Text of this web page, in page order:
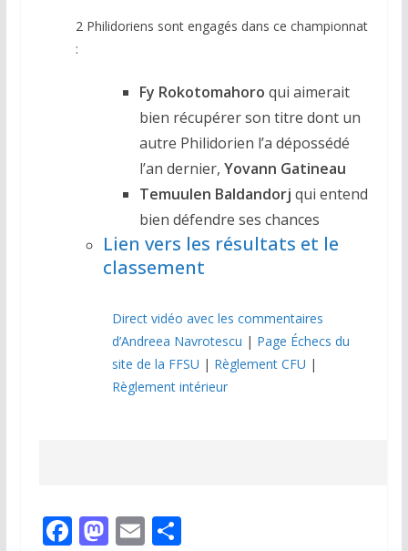
2 Philidoriens sont engagés dans ce championnat
:
Fy Rokotomahoro qui aimerait
bien récupérer son titre dont un
autre Philidorien l’a dépossédé
l’an dernier, Yovann Gatineau
Temuulen Baldandorj qui entend
bien défendre ses chances
Lien vers les résultats et le
classement
Direct vidéo avec les commentaires
d’Andreea Navrotescu | Page Échecs du
site de la FFSU | Règlement CFU |
Règlement intérieur
F M E P